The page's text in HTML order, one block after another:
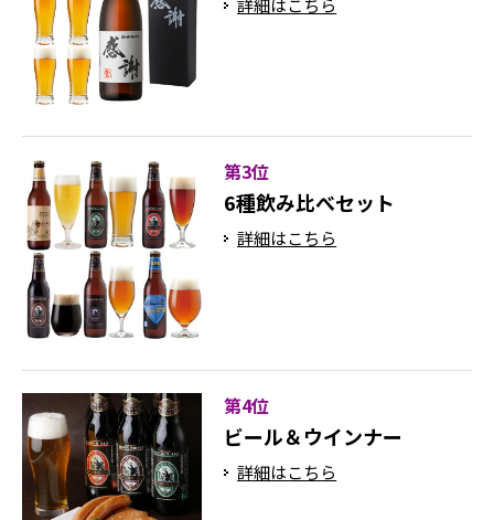
詳細はこちら
第3位
6種飲み比べセット
詳細はこちら
第4位
ビール＆ウインナー
詳細はこちら